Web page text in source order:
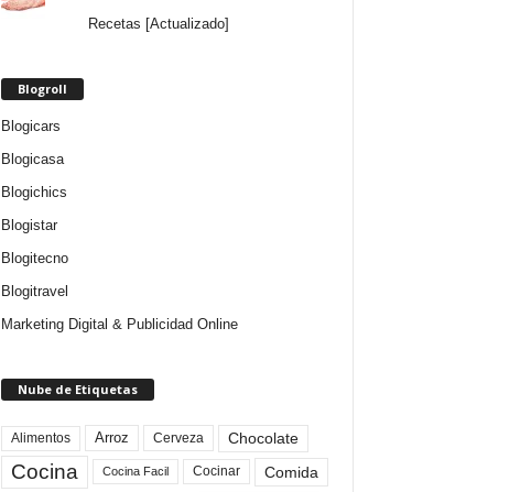
Recetas [Actualizado]
Blogroll
Blogicars
Blogicasa
Blogichics
Blogistar
Blogitecno
Blogitravel
Marketing Digital & Publicidad Online
Nube de Etiquetas
Alimentos Arroz Cerveza Chocolate
Cocina Cocina Facil Cocinar
Comida